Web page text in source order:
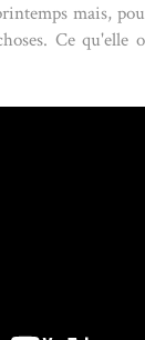
mais,
Ce qu'elle